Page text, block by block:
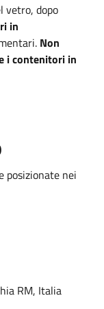
vetro, dopo
in
Non
i contenitori in
posizionate nei
RM, Italia